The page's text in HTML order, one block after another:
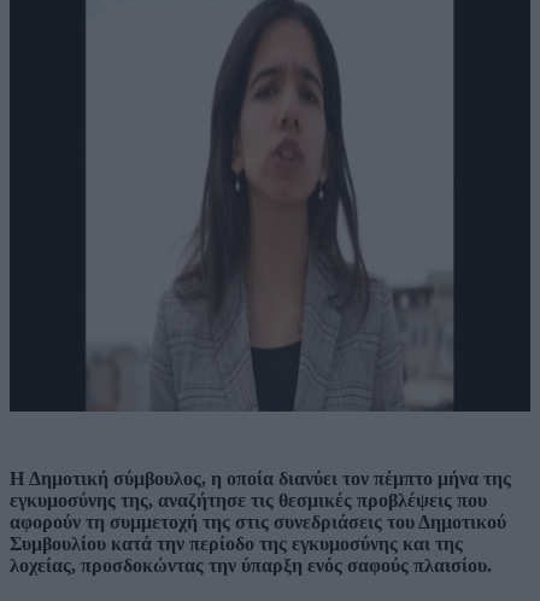
H Δημοτική σύμβουλος, η οποία διανύει τον πέμπτο μήνα της
εγκυμοσύνης της, αναζήτησε τις θεσμικές προβλέψεις που
αφορούν τη συμμετοχή της στις συνεδριάσεις του Δημοτικού
Συμβουλίου κατά την περίοδο της εγκυμοσύνης και της
λοχείας, προσδοκώντας την ύπαρξη ενός σαφούς πλαισίου.